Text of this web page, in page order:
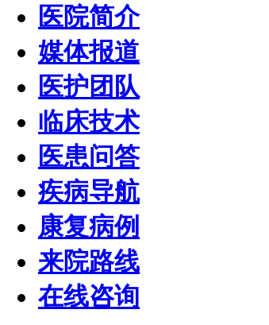
医院简介
媒体报道
医护团队
临床技术
医患问答
疾病导航
康复病例
来院路线
在线咨询